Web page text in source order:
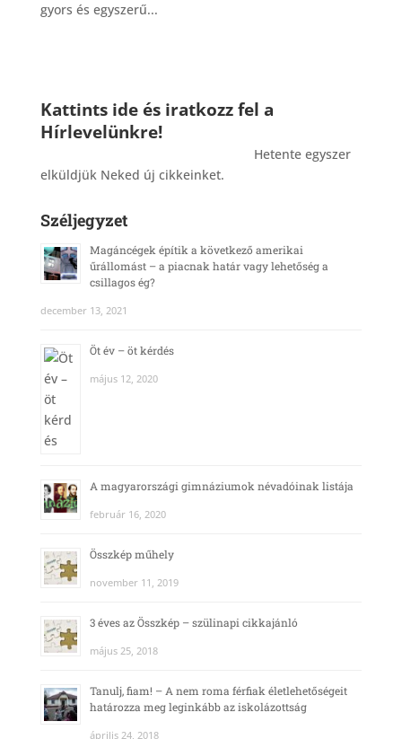
gyors és egyszerű...
Kattints ide és iratkozz fel a
Hírlevelünkre!
Hetente egyszer
elküldjük Neked új cikkeinket.
Széljegyzet
Magáncégek építik a következő amerikai
űrállomást – a piacnak határ vagy lehetőség a
csillagos ég?
december 13, 2021
Öt év – öt kérdés
május 12, 2020
A magyarországi gimnáziumok névadóinak listája
február 16, 2020
Összkép műhely
november 11, 2019
3 éves az Összkép – szülinapi cikkajánló
május 25, 2018
Tanulj, fiam! – A nem roma férfiak életlehetőségeit
határozza meg leginkább az iskolázottság
április 24, 2018